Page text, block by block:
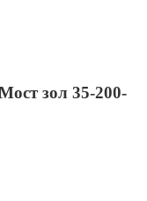
зол 35-200-